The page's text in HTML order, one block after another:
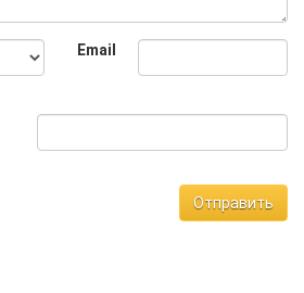
Email
Отправить